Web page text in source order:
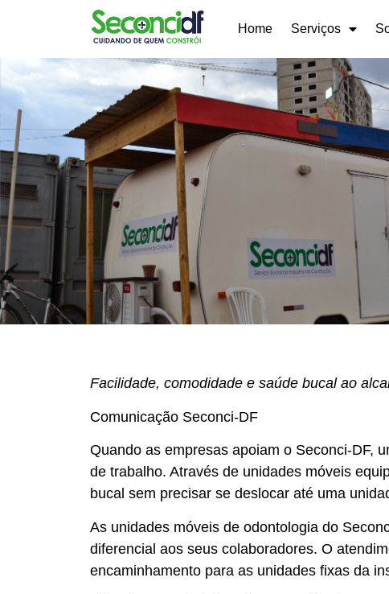
Home Serviços
Facilidade, comodidade e saúde bucal ao
Comunicação Seconci-DF
Quando as empresas apoiam o Seconci-DF,
de trabalho. Através de unidades móveis
bucal sem precisar se deslocar até uma
As unidades móveis de odontologia do
diferencial aos seus colaboradores. O
encaminhamento para as unidades fixas da